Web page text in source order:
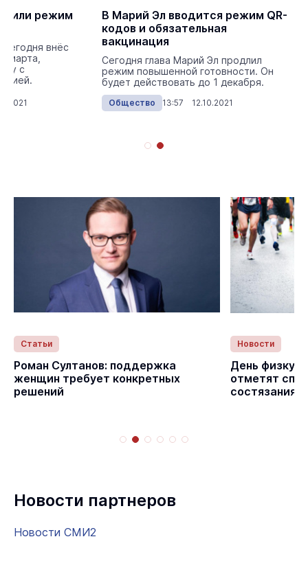
режим
внёс
марта,
с
В Марий Эл вводится режим QR-
кодов и обязательная
вакцинация
Сегодня глава Марий Эл продлил
режим повышенной готовности. Он
будет действовать до 1 декабря.
Общество 13:57 12.10.2021
Статьи
Роман Султанов: поддержка
женщин требует конкретных
решений
Новости
День
отметят
Новости партнеров
Новости СМИ2